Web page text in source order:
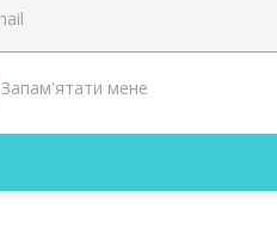
Запам'ятати мене